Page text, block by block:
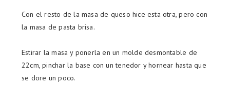
Con el resto de la masa de queso hice esta otra, pero con
la masa de pasta brisa.
Estirar la masa y ponerla en un molde desmontable de
22cm, pinchar la base con un tenedor y hornear hasta que
se dore un poco.